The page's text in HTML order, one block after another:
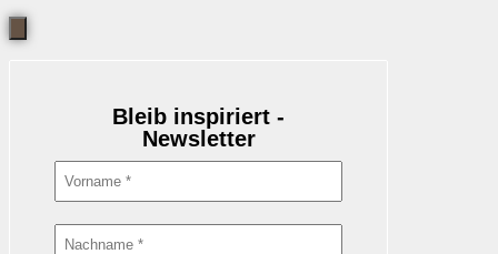
Bleib inspiriert -
Newsletter